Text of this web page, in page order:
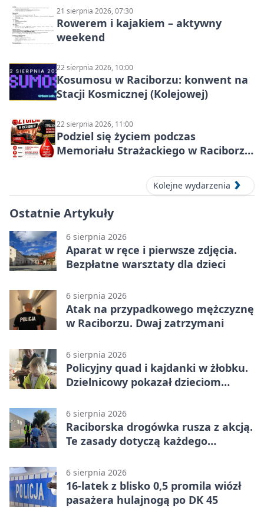
21 sierpnia 2026, 07:30
Rowerem i kajakiem – aktywny
weekend
22 sierpnia 2026, 10:00
Kosumosu w Raciborzu: konwent na
Stacji Kosmicznej (Kolejowej)
22 sierpnia 2026, 11:00
Podziel się życiem podczas
Memoriału Strażackiego w Raciborzu
Kolejne wydarzenia
Ostatnie Artykuły
6 sierpnia 2026
Aparat w ręce i pierwsze zdjęcia.
Bezpłatne warsztaty dla dzieci
6 sierpnia 2026
Atak na przypadkowego mężczyznę
w Raciborzu. Dwaj zatrzymani
6 sierpnia 2026
Policyjny quad i kajdanki w żłobku.
Dzielnicowy pokazał dzieciom
6 sierpnia 2026
Raciborska drogówka rusza z akcją.
Te zasady dotyczą każdego
6 sierpnia 2026
16-latek z blisko 0,5 promila wiózł
pasażera hulajnogą po DK 45